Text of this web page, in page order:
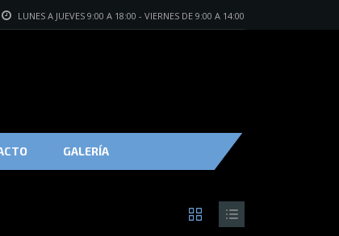
LUNES A JUEVES 9:00 A 18:00 - VIERNES DE 9:00 A 14:00
GALERÍA